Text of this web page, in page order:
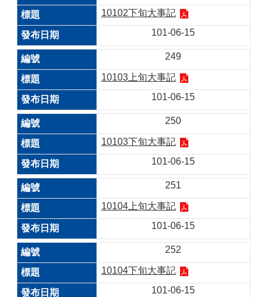
10102下旬大事記
101-06-15
249
10103上旬大事記
101-06-15
250
10103下旬大事記
101-06-15
251
10104上旬大事記
101-06-15
252
10104下旬大事記
101-06-15